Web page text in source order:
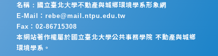
名稱：國立臺北大學不動產與城鄉環境學系形象網
E-Mail：rebe@mail.ntpu.edu.tw
Fax：02-86715308
本網站著作權屬於國立臺北大學公共事務學院 不動產與城鄉
環境學系。